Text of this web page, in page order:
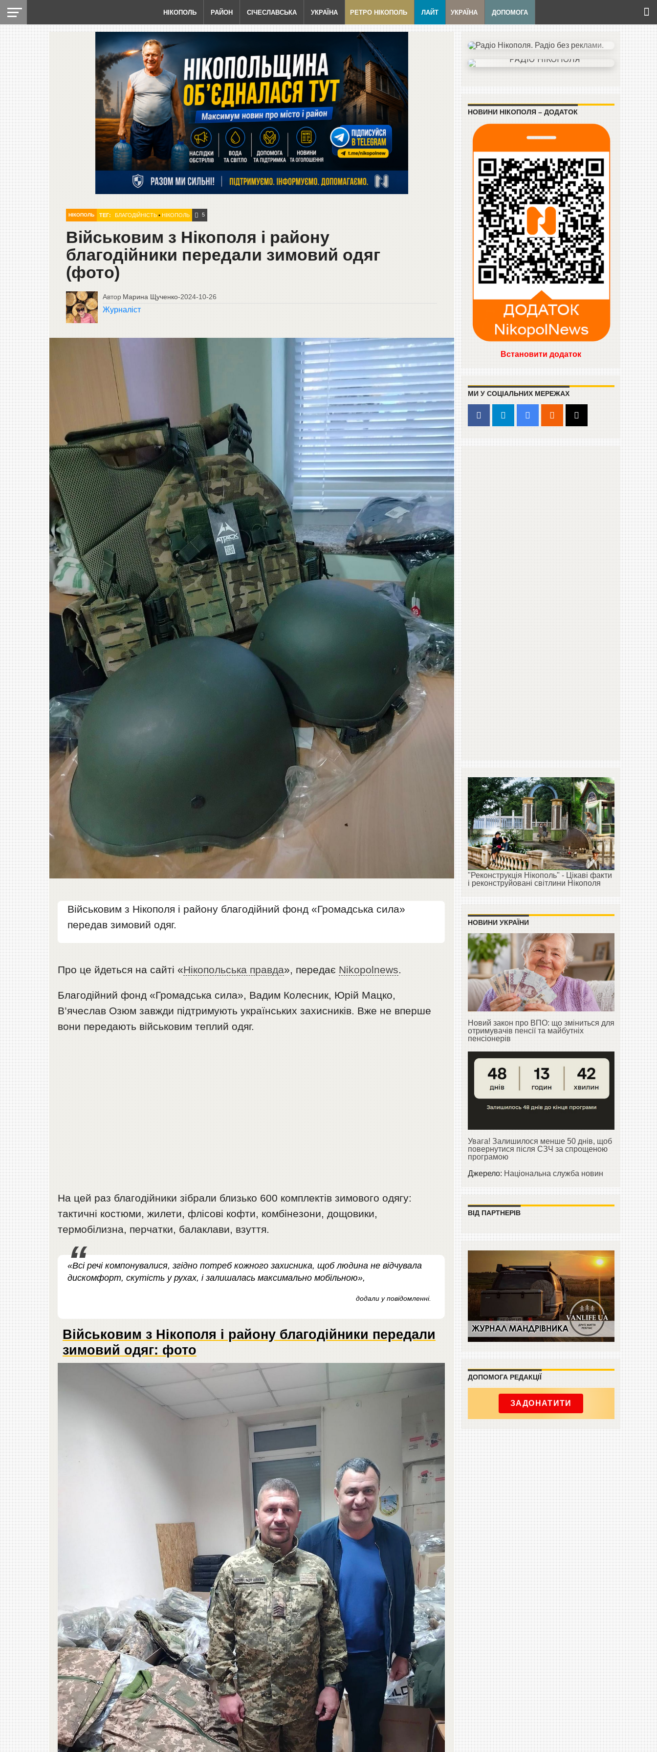
НІКОПОЛЬ РАЙОН СІЧЕСЛАВСЬКА УКРАЇНА РЕТРО НІКОПОЛЬ ЛАЙТ УКРАЇНА ДОПОМОГА
НІКОПОЛЬ ТЕГ: БЛАГОДІЙНІСТЬ• НІКОПОЛЬ 5
Військовим з Нікополя і району
благодійники передали зимовий одяг
(фото)
Автор Марина Щученко-2024-10-26
Журналіст
Військовим з Нікополя і району благодійний фонд «Громадська сила»
передав зимовий одяг.
Про це йдеться на сайті «Нікопольська правда», передає Nikopolnews.
Благодійний фонд «Громадська сила», Вадим Колесник, Юрій Мацко,
В’ячеслав Озюм завжди підтримують українських захисників. Вже не вперше
вони передають військовим теплий одяг.
На цей раз благодійники зібрали близько 600 комплектів зимового одягу:
тактичні костюми, жилети, флісові кофти, комбінезони, дощовики,
термобілизна, перчатки, балаклави, взуття.
«Всі речі компонувалися, згідно потреб кожного захисника, щоб людина не відчувала
дискомфорт, скутість у рухах, і залишалась максимально мобільною»,
додали у повідомленні.
Військовим з Нікополя і району благодійники передали
зимовий одяг: фото
НОВИНИ НІКОПОЛЯ – ДОДАТОК
Встановити додаток
МИ У СОЦІАЛЬНИХ МЕРЕЖАХ
"Реконструкція Нікополь" - Цікаві факти
і реконструйовані світлини Нікополя
НОВИНИ УКРАЇНИ
Новий закон про ВПО: що зміниться для
отримувачів пенсії та майбутніх
пенсіонерів
Увага! Залишилося менше 50 днів, щоб
повернутися після СЗЧ за спрощеною
програмою
Джерело:Національна служба новин
ВІД ПАРТНЕРІВ
ДОПОМОГА РЕДАКЦІЇ
ЗАДОНАТИТИ